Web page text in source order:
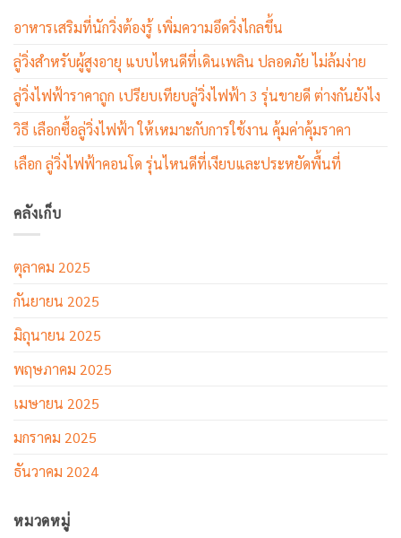
อาหารเสริมที่นักวิ่งต้องรู้ เพิ่มความอึดวิ่งไกลขึ้น
ลู่วิ่งสำหรับผู้สูงอายุ แบบไหนดีที่เดินเพลิน ปลอดภัย ไม่ล้มง่าย
ลู่วิ่งไฟฟ้าราคาถูก เปรียบเทียบลู่วิ่งไฟฟ้า 3 รุ่นขายดี ต่างกันยังไง
วิธี เลือกซื้อลู่วิ่งไฟฟ้า ให้เหมาะกับการใช้งาน คุ้มค่าคุ้มราคา
เลือก ลู่วิ่งไฟฟ้าคอนโด รุ่นไหนดีที่เงียบและประหยัดพื้นที่
คลังเก็บ
ตุลาคม 2025
กันยายน 2025
มิถุนายน 2025
พฤษภาคม 2025
เมษายน 2025
มกราคม 2025
ธันวาคม 2024
หมวดหมู่